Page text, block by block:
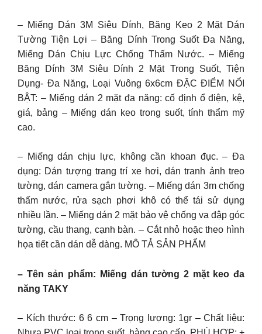
– Miếng Dán 3M Siêu Dính, Băng Keo 2 Mặt Dán
Tường Tiện Lợi – Băng Dính Trong Suốt Đa Năng,
Miếng Dán Chịu Lực Chống Thấm Nước. – Miếng
Băng Dính 3M Siêu Dính 2 Mặt Trong Suốt, Tiện
Dụng- Đa Năng, Loại Vuông 6x6cm ĐẶC ĐIỂM NỔI
BẬT: – Miếng dán 2 mặt đa năng: cố định ổ điện, kệ,
giá, bảng – Miếng dán keo trong suốt, tính thẩm mỹ
cao.
– Miếng dán chịu lực, không cần khoan đục. – Đa
dụng: Dán tượng trang trí xe hơi, dán tranh ảnh treo
tường, dán camera gắn tường. – Miếng dán 3m chống
thấm nước, rửa sạch phơi khô có thể tái sử dụng
nhiều lần. – Miếng dán 2 mặt bảo vệ chống va đập góc
tường, cầu thang, cạnh bàn. – Cắt nhỏ hoặc theo hình
họa tiết cần dán dễ dàng. MÔ TẢ SẢN PHẨM
– Tên sản phẩm: Miếng dán tường 2 mặt keo đa
năng TAKY
– Kích thước: 6 6 cm – Trọng lượng: 1gr – Chất liệu: